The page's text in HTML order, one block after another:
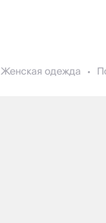
Женская одежда